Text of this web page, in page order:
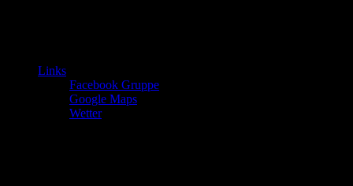
Links
Facebook Gruppe
Google Maps
Wetter